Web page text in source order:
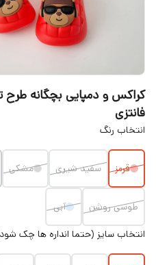
فانتزی
انتخاب رنگ
قرمز سفید شیری مشکی
طوسی روشن
آبی
انتخاب سایز (حتما انداره ها چک